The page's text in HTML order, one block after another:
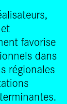
favorise
dans
régionales